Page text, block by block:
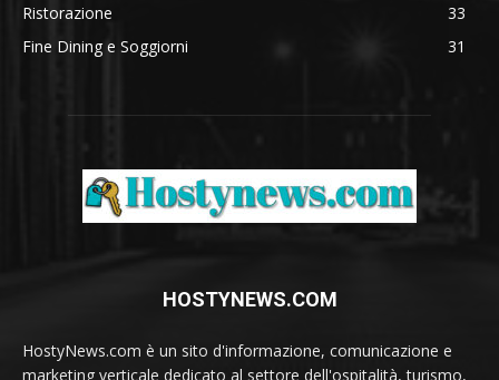
Ristorazione
33
Fine Dining e Soggiorni
31
HOSTYNEWS.COM
HostyNews.com è un sito d'informazione, comunicazione e
marketing verticale dedicato al settore dell'ospitalità, turismo,